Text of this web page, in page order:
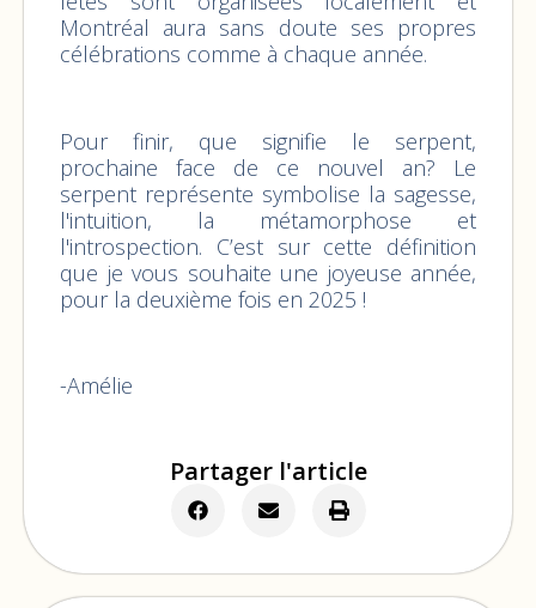
Montréal aura sans doute ses propres
célébrations comme à chaque année.
Pour finir, que signifie le serpent,
prochaine face de ce nouvel an? Le
serpent représente symbolise la sagesse,
l'intuition, la métamorphose et
l'introspection. C’est sur cette définition
que je vous souhaite une joyeuse année,
pour la deuxième fois en 2025 !
-Amélie
Partager l'article